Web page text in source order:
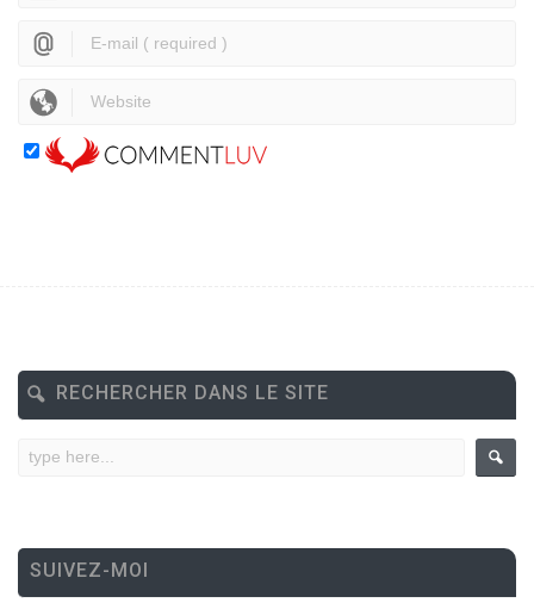
RECHERCHER DANS LE SITE
SUIVEZ-MOI